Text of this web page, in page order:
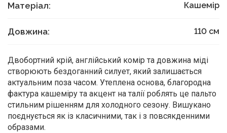
Матеріал: Кашемір
Довжина: 110 см
Двобортний крій, англійський комір та довжина міді
створюють бездоганний силует, який залишається
актуальним поза часом. Утеплена основа, благородна
фактура кашеміру та акцент на талії роблять це пальто
стильним рішенням для холодного сезону. Вишукано
поєднується як із класичними, так і з повсякденними
образами.